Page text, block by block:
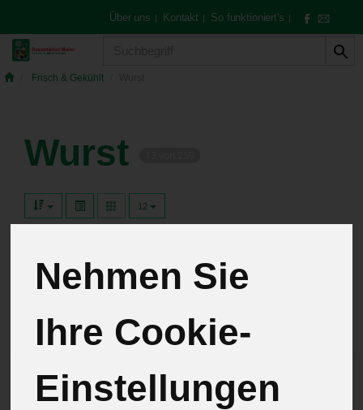
Nehmen Sie
Ihre Cookie-
Einstellungen
Über uns | Kontakt | So funktioniert's |
Frisch & Gekühlt
Wurst
12
Hersteller Allergene